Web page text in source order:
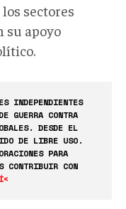
sectores
apoyo
INDEPENDIENTES
GUERRA CONTRA
DESDE EL
DE LIBRE USO.
PARA
CONTRIBUIR CON